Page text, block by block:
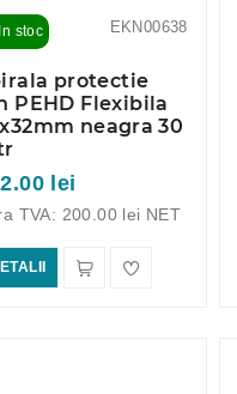
EKN00638
stoc
protectie
PEHD Flexibila
neagra 30
lei
TVA: 200.00 lei NET